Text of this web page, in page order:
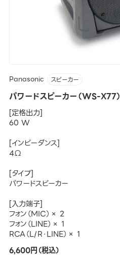
Panasonic スピーカー
パワードスピーカー（WS-X77）
[定格出力]
60 W
[インピーダンス]
4Ω
[タイプ]
パワードスピーカー
[入力端子]
フォン（MIC）× 2
フォン（LINE）× 1
RCA（L/R・LINE）× 1
6,600円（税込）